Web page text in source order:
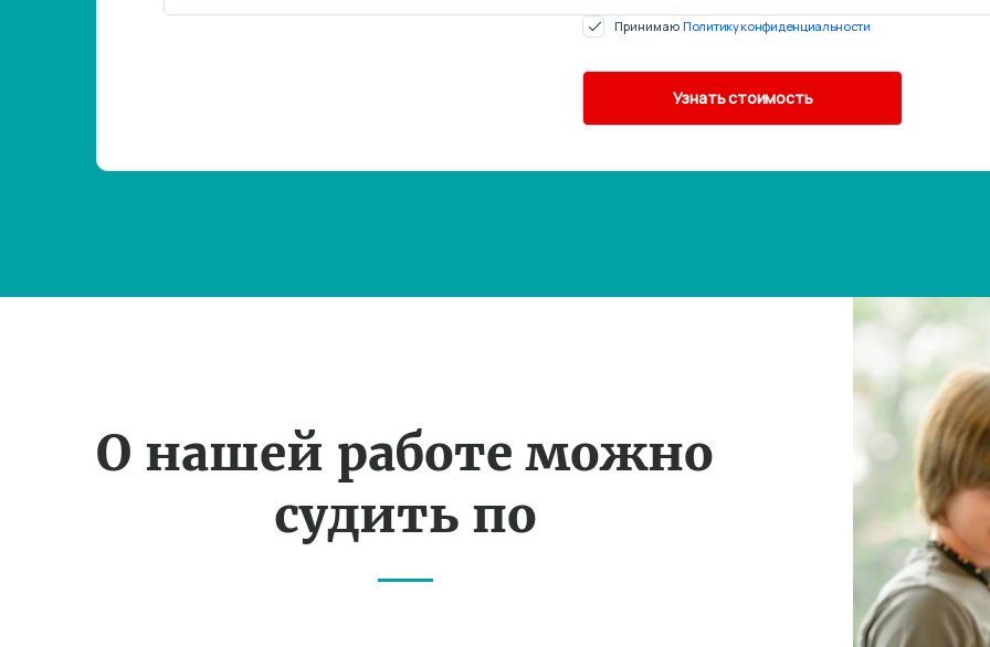
Принимаю Политику конфиденциальности
О нашей работе можно
судить по